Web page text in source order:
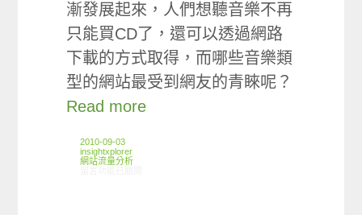
漸發展起來，人們想聽音樂不再
只能買CD了，還可以透過網路
下載的方式取得，而哪些音樂類
型的網站最受到網友的青睞呢？
Read more
2010-09-03
insightxplorer
網站流量分析